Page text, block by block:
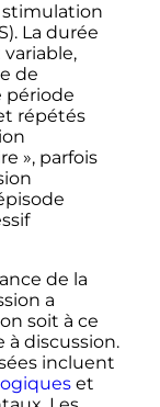
stimulation
La durée
de
période
répétés
», parfois
de la
a
soit à ce
discussion.
incluent
et